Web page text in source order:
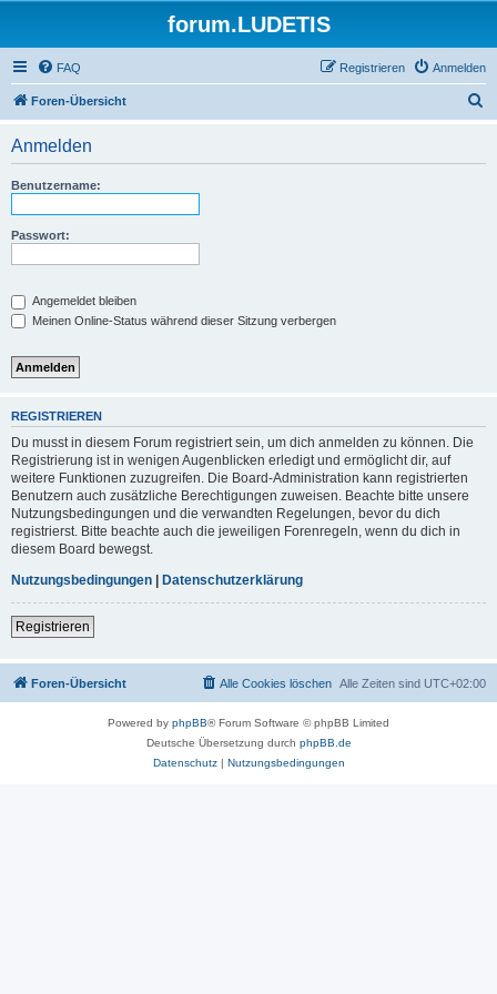
forum.LUDETIS
FAQ Anmelden
Registrieren
Foren-Übersicht
Anmelden
Benutzername:
Passwort:
Angemeldet bleiben
Meinen Online-Status während dieser Sitzung verbergen
REGISTRIEREN
Du musst in diesem Forum registriert sein, um dich anmelden zu können. Die
Registrierung ist in wenigen Augenblicken erledigt und ermöglicht dir, auf
weitere Funktionen zuzugreifen. Die Board-Administration kann registrierten
Benutzern auch zusätzliche Berechtigungen zuweisen. Beachte bitte unsere
Nutzungsbedingungen und die verwandten Regelungen, bevor du dich
registrierst. Bitte beachte auch die jeweiligen Forenregeln, wenn du dich in
diesem Board bewegst.
Nutzungsbedingungen | Datenschutzerklärung
Registrieren
Foren-Übersicht Alle Zeiten sind UTC+02:00
Alle Cookies löschen
Powered by phpBB® Forum Software © phpBB Limited
Deutsche Übersetzung durch phpBB.de
Datenschutz| Nutzungsbedingungen